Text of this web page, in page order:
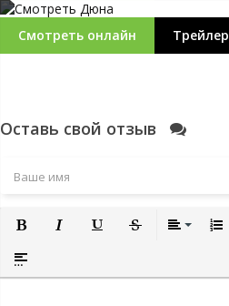
Смотреть онлайн Трейлер
Оставь свой отзыв
Полужирный
Вставка спойлера